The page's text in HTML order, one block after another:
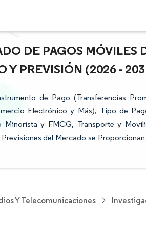
DE PAGOS MÓVILES
Y PREVISIÓN (2026 -
de Pago (Transferencias
Electrónico y Más), Tipo de
Minorista y FMCG, Transporte y
del Mercado se
Y Telecomunicaciones